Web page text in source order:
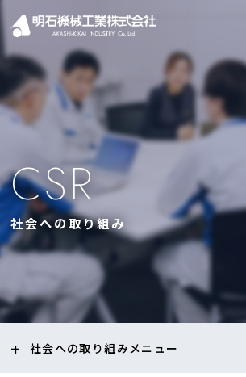
CSR
社会への取り組み
社会への取り組み